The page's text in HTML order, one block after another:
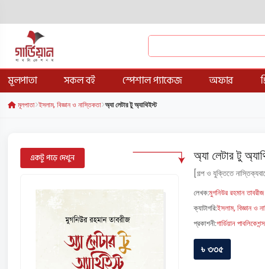
মূলপাতা সকল বই স্পেশাল প্যাকেজ অফার
মূলপাতা ইসলাম, বিজ্ঞান ও নাস্তিকতা অ্যা লেটার টু অ্যাথিইস্ট
একটু পড়ে দেখুন অ্যা লেটার টু
[গল্প ও যুক্তিতে
লেখক:মুগনিউর রহমান তাবরীজ
ক্যাটাগরি:ইসলাম, বিজ্ঞান ও
প্রকাশনী:গার্ডিয়ান পাবলিকেশন্স
৳ ৩৩৫